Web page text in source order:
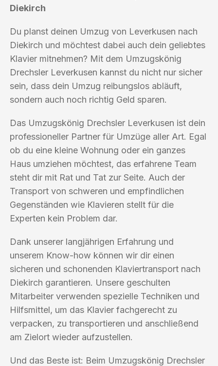
Diekirch
Du planst deinen Umzug von Leverkusen nach
Diekirch und möchtest dabei auch dein geliebtes
Klavier mitnehmen? Mit dem Umzugskönig
Drechsler Leverkusen kannst du nicht nur sicher
sein, dass dein Umzug reibungslos abläuft,
sondern auch noch richtig Geld sparen.
Das Umzugskönig Drechsler Leverkusen ist dein
professioneller Partner für Umzüge aller Art. Egal
ob du eine kleine Wohnung oder ein ganzes
Haus umziehen möchtest, das erfahrene Team
steht dir mit Rat und Tat zur Seite. Auch der
Transport von schweren und empfindlichen
Gegenständen wie Klavieren stellt für die
Experten kein Problem dar.
Dank unserer langjährigen Erfahrung und
unserem Know-how können wir dir einen
sicheren und schonenden Klaviertransport nach
Diekirch garantieren. Unsere geschulten
Mitarbeiter verwenden spezielle Techniken und
Hilfsmittel, um das Klavier fachgerecht zu
verpacken, zu transportieren und anschließend
am Zielort wieder aufzustellen.
Und das Beste ist: Beim Umzugskönig Drechsler